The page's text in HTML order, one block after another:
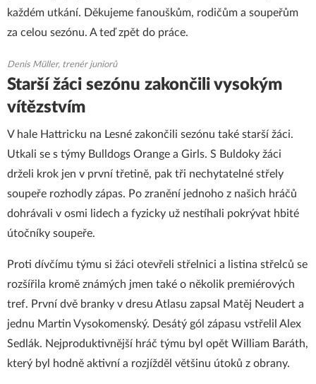
každém utkání. Děkujeme fanouškům, rodičům a soupeřům
za celou sezónu. A teď zpět do práce.
Denis Müller, trenér juniorů
Starší žáci sezónu zakončili vysokým
vítězstvím
V hale Hattricku na Lesné zakončili sezónu také starší žáci.
Utkali se s týmy Bulldogs Orange a Girls. S Buldoky žáci
drželi krok jen v první třetině, pak tři nechytatelné střely
soupeře rozhodly zápas. Po zranění jednoho z našich hráčů
dohrávali v osmi lidech a fyzicky už nestíhali pokrývat hbité
útočníky soupeře.
Proti dívčímu týmu si žáci otevřeli střelnici a listina střelců se
rozšířila kromě známých jmen také o několik premiérových
tref. První dvě branky v dresu Atlasu zapsal Matěj Neudert a
jednu Martin Vysokomenský. Desátý gól zápasu vstřelil Alex
Sedlák. Nejproduktivnější hráč týmu byl opět William Baráth,
který byl hodně aktivní a rozjížděl většinu útoků z obrany.